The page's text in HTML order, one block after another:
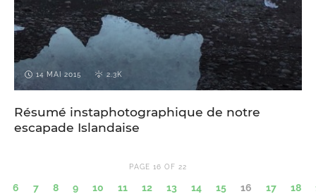
14 MAI 2015 2.3K
Résumé instaphotographique de notre
escapade Islandaise
PAGE 16 OF 22
6 7 8 9 10 11 12 13 14 15 16 17 18